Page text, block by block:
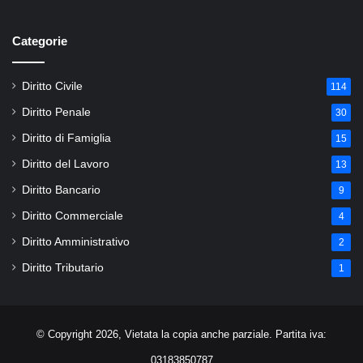
Categorie
Diritto Civile 114
Diritto Penale 30
Diritto di Famiglia 15
Diritto del Lavoro 13
Diritto Bancario 9
Diritto Commerciale 4
Diritto Amministrativo 2
Diritto Tributario 1
© Copyright 2026, Vietata la copia anche parziale. Partita iva:
03183850787